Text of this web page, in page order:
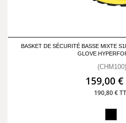
BASKET DE SÉCURITÉ BASSE MIXTE
GLOVE
(CHM100)
159,00 €
190,80 €